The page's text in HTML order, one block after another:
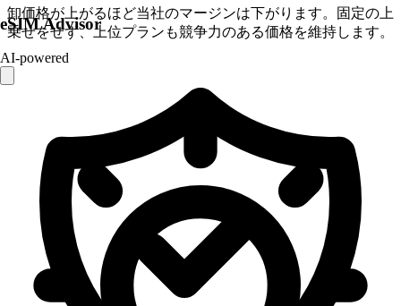
卸価格が上がるほど当社のマージンは下がります。固定の上
乗せをせず、上位プランも競争力のある価格を維持します。
eSIM Advisor
AI-powered